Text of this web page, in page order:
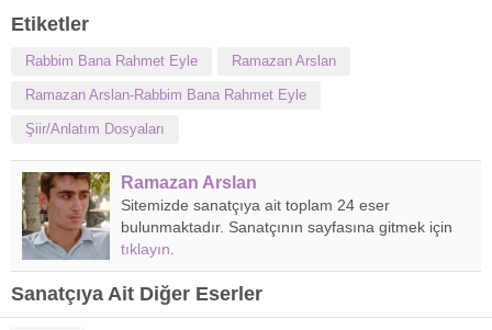
Etiketler
Rabbim Bana Rahmet Eyle Ramazan Arslan
Ramazan Arslan-Rabbim Bana Rahmet Eyle
Şiir/Anlatım Dosyaları
Ramazan Arslan
Sitemizde sanatçıya ait toplam 24 eser
bulunmaktadır. Sanatçının sayfasına gitmek için
tıklayın
Sanatçıya Ait Diğer Eserler